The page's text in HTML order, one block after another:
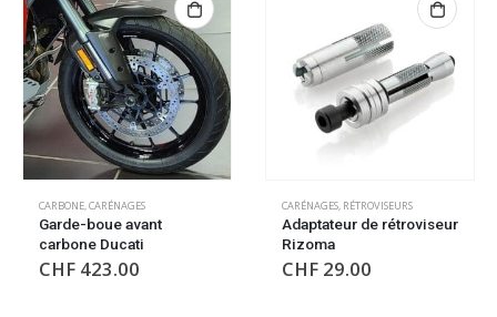
CARBONE,CARÉNAGES
Garde-boue avant
carbone Ducati
CHF 423.00
CARÉNAGES, RÉTROVISEURS
Adaptateur de rétroviseur
Rizoma
CHF 29.00